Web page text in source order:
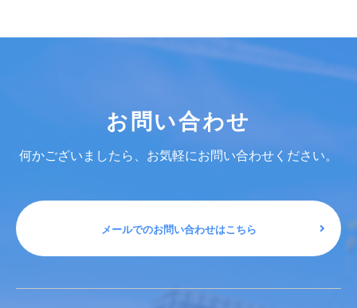
お問い合わせ
何かございましたら、お気軽にお問い合わせください。
メールでのお問い合わせはこちら